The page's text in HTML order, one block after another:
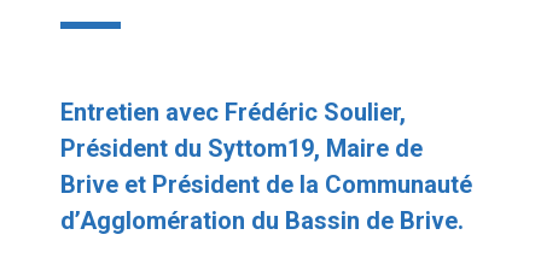
Entretien avec Frédéric Soulier,
Président du Syttom19, Maire de
Brive et Président de la Communauté
d’Agglomération du Bassin de Brive.